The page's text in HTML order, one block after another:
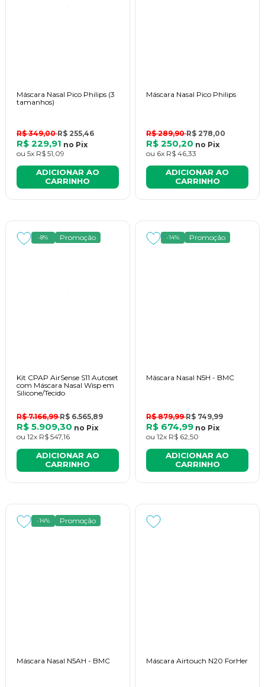
Máscara Nasal Pico Philips (3
tamanhos)
R$ 349,00R$ 255,46
R$ 229,91 no Pix
ou 5x R$ 51,09
ADICIONAR AO
CARRINHO
Máscara Nasal Pico Philips
R$ 289,90R$ 278,00
R$ 250,20 no Pix
ou 6x R$ 46,33
ADICIONAR AO
CARRINHO
-8% Promoção
Kit CPAP AirSense S11 Autoset
com Máscara Nasal Wisp em
Silicone/Tecido
R$ 7.166,99R$ 6.565,89
R$ 5.909,30 no Pix
ou 12x R$ 547,16
ADICIONAR AO
CARRINHO
-14% Promoção
Máscara Nasal N5H - BMC
R$ 879,99R$ 749,99
R$ 674,99 no Pix
ou 12x R$ 62,50
ADICIONAR AO
CARRINHO
-14% Promoção
Máscara Nasal N5AH - BMC Máscara Airtouch N20 ForHer